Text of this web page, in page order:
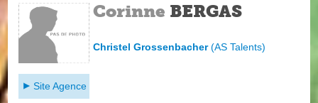
Corinne BERGAS
Christel Grossenbacher(AS Talents)
Site Agence